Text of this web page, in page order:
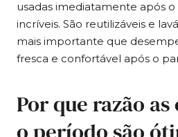
usadas imediatamente após
incríveis. São reutilizáveis e
mais importante que
fresca e confortável após o
Por que razão